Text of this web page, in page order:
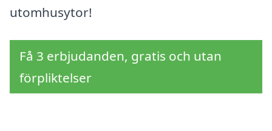
utomhusytor!
Få 3 erbjudanden, gratis och utan
förpliktelser